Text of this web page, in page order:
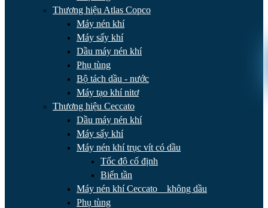
Thương hiệu Atlas Copco
Máy nén khí
Máy sấy khí
Dầu máy nén khí
Phụ tùng
Bộ tách dầu - nước
Máy tạo khí nitơ
Thương hiệu Ceccato
Dầu máy nén khí
Máy sấy khí
Máy nén khí trục vít có dầu
Tốc độ cố định
Biến tần
Máy nén khí Ceccato _ không dầu
Phụ tùng